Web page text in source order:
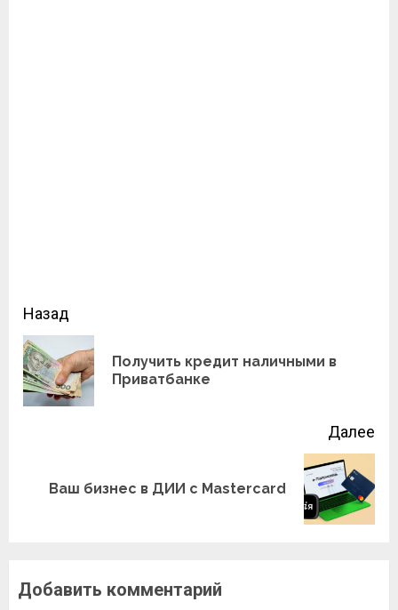
Продолжить
чтение
Назад
Получить кредит наличными в
Приватбанке
Далее
Следующая
Ваш бизнес в ДИИ с Mastercard
Добавить комментарий